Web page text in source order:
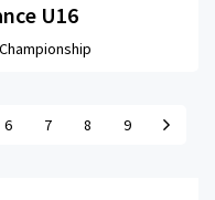
U16
6 7 8 9